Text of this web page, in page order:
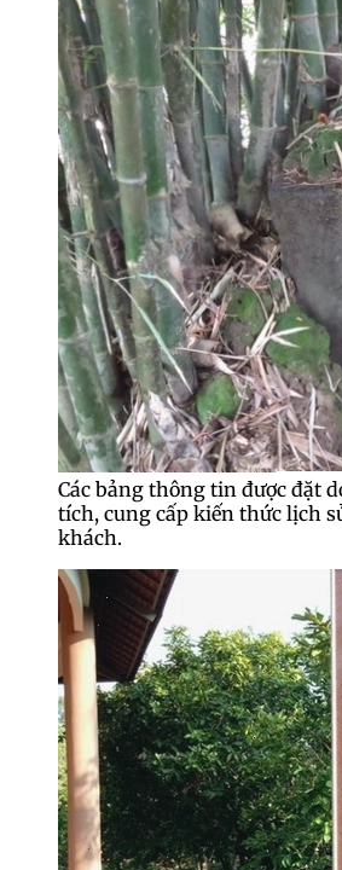
Các bảng thông tin được đặt
tích, cung cấp kiến thức lịch
khách.